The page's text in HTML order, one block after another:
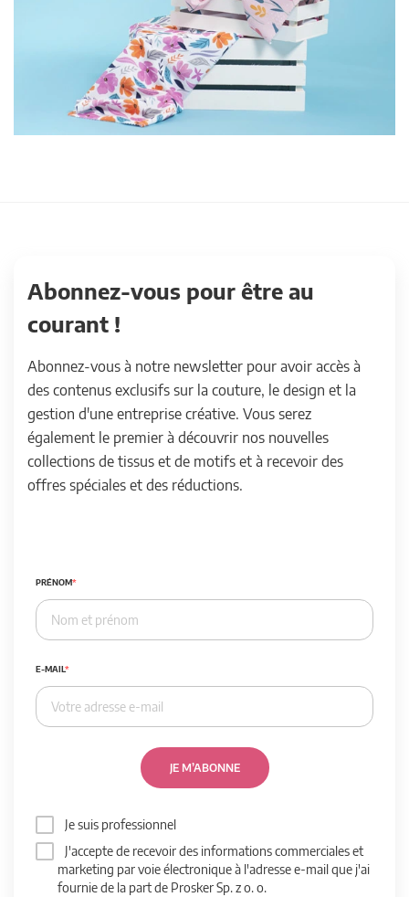
Abonnez-vous pour être au
courant !
Abonnez-vous à notre newsletter pour avoir accès à
des contenus exclusifs sur la couture, le design et la
gestion d'une entreprise créative. Vous serez
également le premier à découvrir nos nouvelles
collections de tissus et de motifs et à recevoir des
offres spéciales et des réductions.
PRÉNOM
E-MAIL
JE M’ABONNE
Je suis professionnel
J'accepte de recevoir des informations commerciales et
marketing par voie électronique à l'adresse e-mail que j'ai
fournie de la part de Prosker Sp. z o. o.